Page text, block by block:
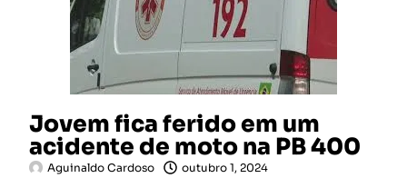
Jovem fica ferido em um
acidente de moto na PB 400
Aguinaldo Cardoso
outubro 1, 2024